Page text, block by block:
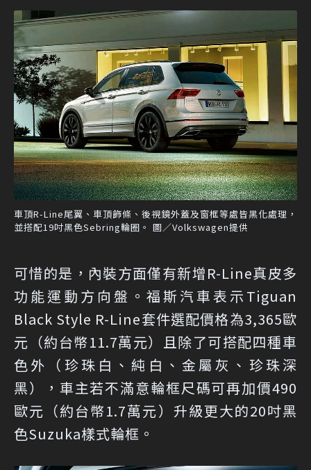
車頂R-Line尾翼、車頂飾條、後視鏡外蓋及窗框等處皆黑化處理，
並搭配19吋黑色Sebring輪圈。 圖／Volkswagen提供
可惜的是，內裝方面僅有新增R-Line真皮多
功能運動方向盤。福斯汽車表示Tiguan
Black Style R-Line套件選配價格為3,365歐
元（約台幣11.7萬元）且除了可搭配四種車
色外（珍珠白、純白、金屬灰、珍珠深
黑），車主若不滿意輪框尺碼可再加價490
歐元（約台幣1.7萬元）升級更大的20吋黑
色Suzuka樣式輪框。